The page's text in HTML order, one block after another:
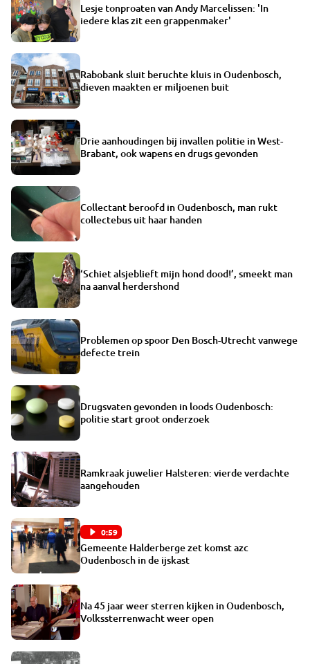
Lesje tonproaten van Andy Marcelissen: 'In
iedere klas zit een grappenmaker'
Rabobank sluit beruchte kluis in Oudenbosch,
dieven maakten er miljoenen buit
Drie aanhoudingen bij invallen politie in West-
Brabant, ook wapens en drugs gevonden
Collectant beroofd in Oudenbosch, man rukt
collectebus uit haar handen
‘Schiet alsjeblieft mijn hond dood!’, smeekt man
na aanval herdershond
Problemen op spoor Den Bosch-Utrecht vanwege
defecte trein
Drugsvaten gevonden in loods Oudenbosch:
politie start groot onderzoek
Ramkraak juwelier Halsteren: vierde verdachte
aangehouden
0:59
Gemeente Halderberge zet komst azc
Oudenbosch in de ijskast
Na 45 jaar weer sterren kijken in Oudenbosch,
Volkssterrenwacht weer open